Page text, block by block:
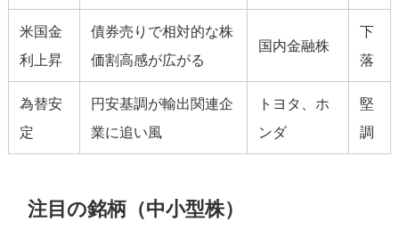
米国金
利上昇
債券売りで相対的な株
価割高感が広がる
国内金融株
下
落
為替安
定
円安基調が輸出関連企
業に追い風
トヨタ、ホ
ンダ
堅
調
注目の銘柄（中小型株）